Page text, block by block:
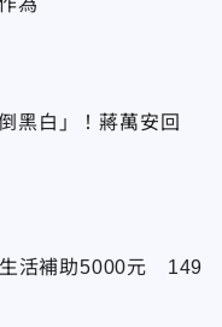
黑白」！蔣萬安回
活補助5000元 149